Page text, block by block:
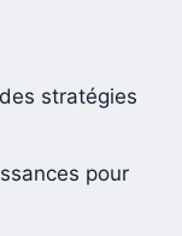
stratégies
pour